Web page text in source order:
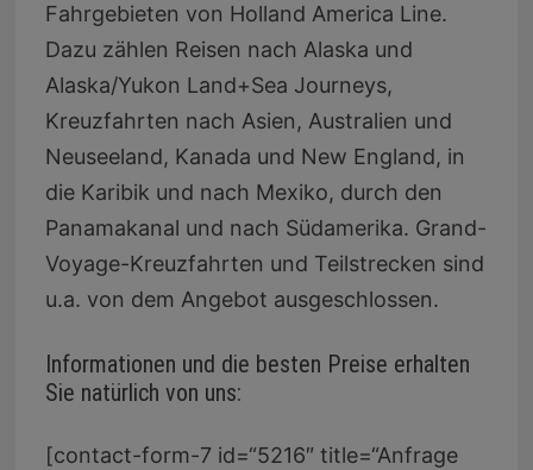
Fahrgebieten von Holland America Line.
Dazu zählen Reisen nach Alaska und
Alaska/Yukon Land+Sea Journeys,
Kreuzfahrten nach Asien, Australien und
Neuseeland, Kanada und New England, in
die Karibik und nach Mexiko, durch den
Panamakanal und nach Südamerika. Grand-
Voyage-Kreuzfahrten und Teilstrecken sind
u.a. von dem Angebot ausgeschlossen.
Informationen und die besten Preise erhalten
Sie natürlich von uns:
[contact-form-7 id=“5216″ title=“Anfrage